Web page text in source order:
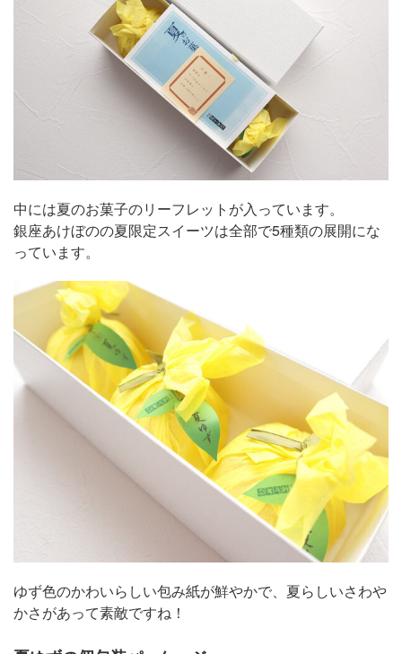
中には夏のお菓子のリーフレットが入っています。
銀座あけぼのの夏限定スイーツは全部で5種類の展開にな
っています。
ゆず色のかわいらしい包み紙が鮮やかで、夏らしいさわや
かさがあって素敵ですね！